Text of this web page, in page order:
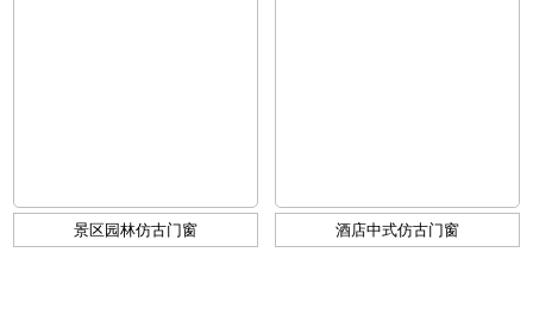
景区园林仿古门窗 酒店中式仿古门窗